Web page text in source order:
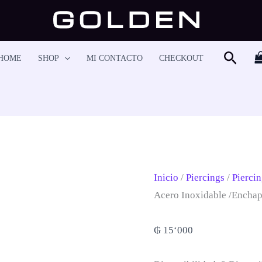
SHOP MI CONTACTO CHECKOUT
Inicio / Piercings /
Acero Inoxidable /
₲15‘000
Helix
-
HS6236